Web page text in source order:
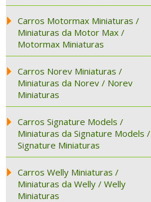
Carros Motormax Miniaturas /
Miniaturas da Motor Max /
Motormax Miniaturas
Carros Norev Miniaturas /
Miniaturas da Norev / Norev
Miniaturas
Carros Signature Models /
Miniaturas da Signature Models /
Signature Miniaturas
Carros Welly Miniaturas /
Miniaturas da Welly / Welly
Miniaturas